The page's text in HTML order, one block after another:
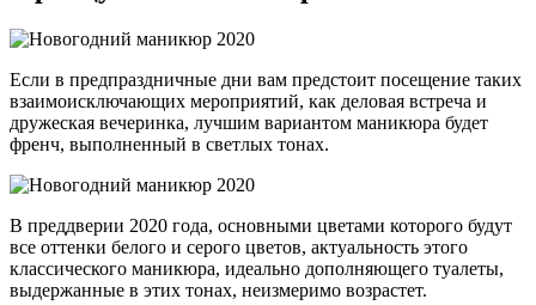
Если в предпраздничные дни вам предстоит посещение таких
взаимоисключающих мероприятий, как деловая встреча и
дружеская вечеринка, лучшим вариантом маникюра будет
френч, выполненный в светлых тонах.
В преддверии 2020 года, основными цветами которого будут
все оттенки белого и серого цветов, актуальность этого
классического маникюра, идеально дополняющего туалеты,
выдержанные в этих тонах, неизмеримо возрастет.